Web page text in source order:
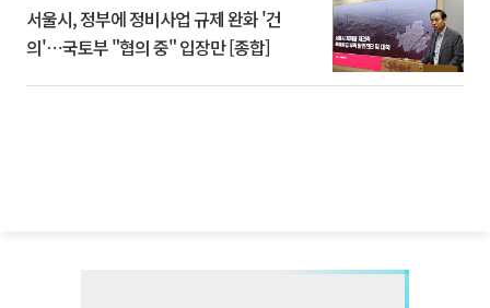
서울시, 정부에 정비사업 규제 완화 '건
의'⋯국토부 "협의 중" 입장만 [종합]